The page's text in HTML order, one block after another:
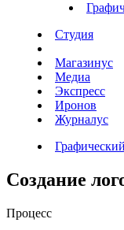
Студия
Магазинус
Медиа
Экспресс
Иронов
Журналус
Создание
Процесс